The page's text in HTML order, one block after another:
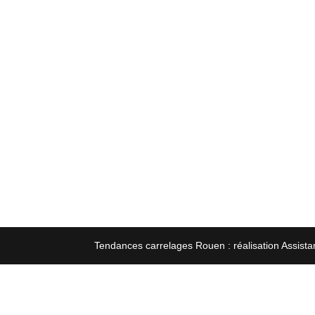
Tendances carrelages Rouen : réalisation